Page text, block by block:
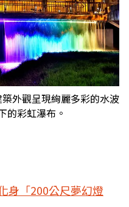
外觀呈現絢麗多彩的水波
的彩虹瀑布。
身「200公尺夢幻燈